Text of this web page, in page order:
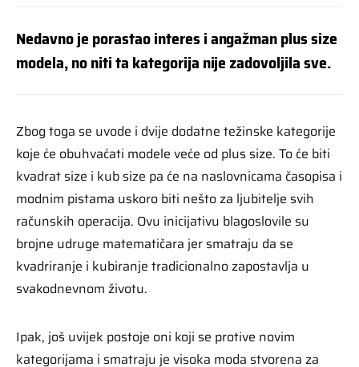
Nedavno je porastao interes i angažman plus size
modela, no niti ta kategorija nije zadovoljila sve.
Zbog toga se uvode i dvije dodatne težinske kategorije
koje će obuhvaćati modele veće od plus size. To će biti
kvadrat size i kub size pa će na naslovnicama časopisa i
modnim pistama uskoro biti nešto za ljubitelje svih
računskih operacija. Ovu inicijativu blagoslovile su
brojne udruge matematičara jer smatraju da se
kvadriranje i kubiranje tradicionalno zapostavlja u
svakodnevnom životu.
Ipak, još uvijek postoje oni koji se protive novim
kategorijama i smatraju je visoka moda stvorena za